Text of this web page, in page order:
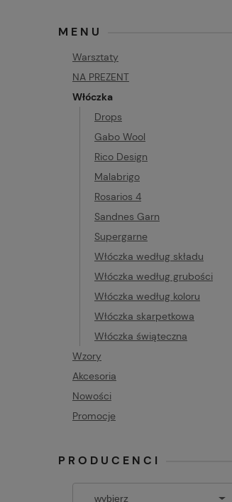
MENU
Warsztaty
NA PREZENT
Włóczka
Drops
Gabo Wool
Rico Design
Malabrigo
Rosarios 4
Sandnes Garn
Supergarne
Włóczka według składu
Włóczka według grubości
Włóczka według koloru
Włóczka skarpetkowa
Włóczka świąteczna
Wzory
Akcesoria
Nowości
Promocje
PRODUCENCI